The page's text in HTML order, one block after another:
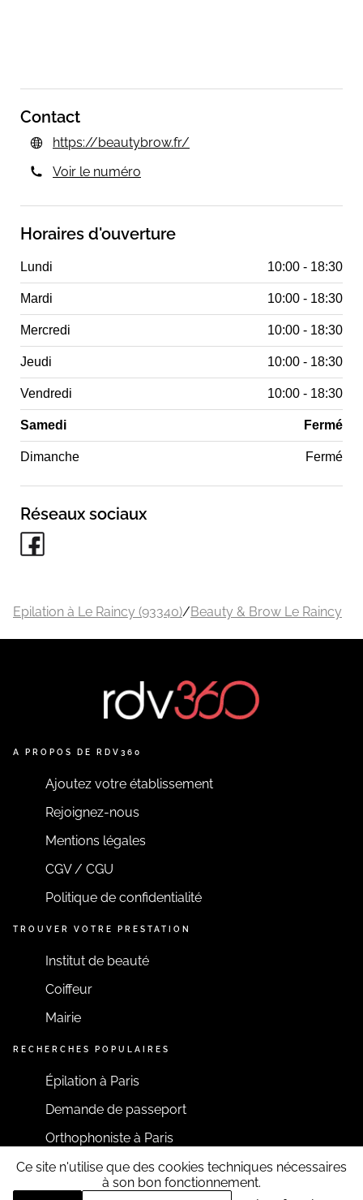
Contact
https://beautybrow.fr/
Voir le numéro
Horaires d'ouverture
Lundi 10:00 - 18:30
Mardi 10:00 - 18:30
Mercredi 10:00 - 18:30
Jeudi 10:00 - 18:30
Vendredi 10:00 - 18:30
Samedi Fermé
Dimanche Fermé
Réseaux sociaux
Epilation à Le Raincy (93340)/Beauty & Brow Le Raincy
A PROPOS DE RDV360
Ajoutez votre établissement
Rejoignez-nous
Mentions légales
CGV / CGU
Politique de confidentialité
TROUVER VOTRE PRESTATION
Institut de beauté
Coiffeur
Mairie
RECHERCHES POPULAIRES
Épilation à Paris
Demande de passeport
Orthophoniste à Paris
RESTONS CONNECTÉS
Ce site n'utilise que des cookies techniques nécessaires
à son bon fonctionnement.